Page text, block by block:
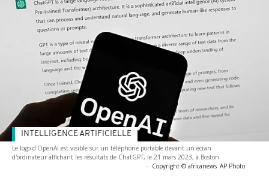
Le logo d'OpenAI est visible sur un téléphone portable devant un écran
d'ordinateur affichant les résultats de ChatGPT, le 21 mars 2023, à Boston.
- Copyright © africanews AP Photo
INTELLIGENCE ARTIFICIELLE